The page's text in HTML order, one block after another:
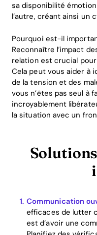
sa disponibilité
l’autre, créant ainsi un
Pourquoi est-il
Reconnaître l’impact
relation est crucial
Cela peut vous aider à
de la tension et des
vous n’êtes pas seul à
incroyablement
la situation avec un
Communication
efficaces de lutter
est d’avoir une